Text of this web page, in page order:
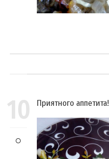
10 Приятного аппетита!